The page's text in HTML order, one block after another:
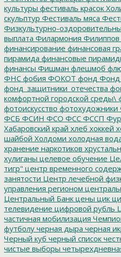
культуры фестиваль красок
скульптур Фестиваль мяса
Физкультурно-
выплата Филармония Филиппов
финансирование финансовая
пирамида финансовые
финансы Фишман флешмоб
ФНС фобия ФОКОТ фонд Фонд
фонд_защитники_отечества
комфортной городской среды\
фотоискусство фотохудожники
ФСБ ФСИН ФСО ФСС ФССП
Хабаровский край хлеб хоккей
шайбой Холдоми холодная
хранение наркотиков
хулиганы целевое обучение
тигр" центр временного
занятости Центр лечебной
управления регионом
Центральный Банк цены цик
телевидение цифровой рубль
частичная мобилизация
футболу черная дыра черная
Черный куб черный список
чистые выборы